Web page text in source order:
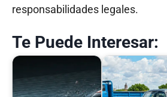
responsabilidades legales.
Te Puede Interesar: